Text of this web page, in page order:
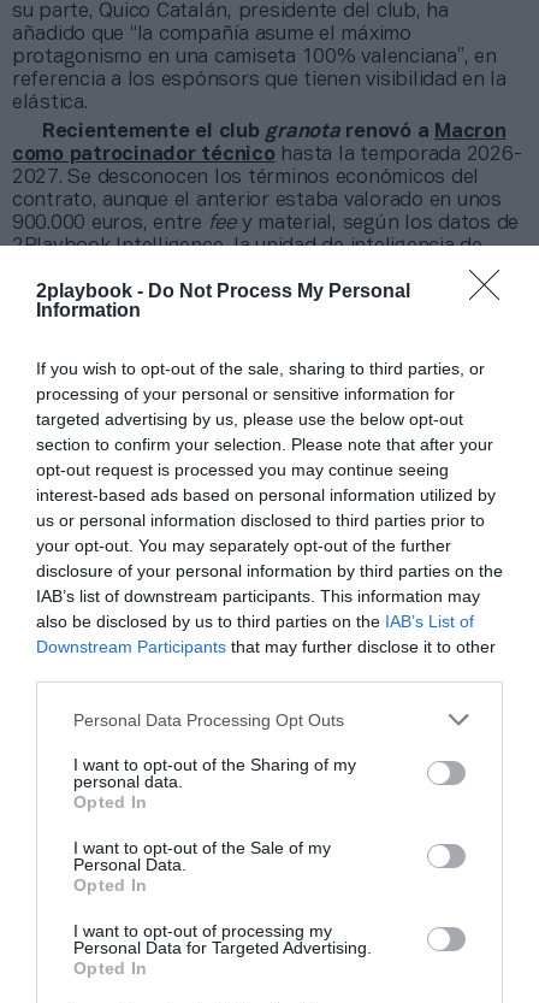
2playbook - Do Not Process My Personal
Information
If you wish to opt-out of the sale, sharing to third parties, or
processing of your personal or sensitive information for
targeted advertising by us, please use the below opt-out
section to confirm your selection. Please note that after your
opt-out request is processed you may continue seeing
interest-based ads based on personal information utilized by
us or personal information disclosed to third parties prior to
your opt-out. You may separately opt-out of the further
disclosure of your personal information by third parties on the
IAB’s list of downstream participants. This information may
also be disclosed by us to third parties on the IAB’s List of
Downstream Participants that may further disclose it to other
Personal Data Processing Opt Outs
I want to opt-out of the Sharing of my
personal data.
Opted In
I want to opt-out of the Sale of my
Personal Data.
Opted In
I want to opt-out of processing my
Personal Data for Targeted Advertising.
Opted In
Índex2P
Liga F
su parte, Quico Catalán, presidente del club, ha
añadido que “la compañía asume el máximo
protagonismo en una camiseta 100% valenciana”, en
referencia a los espónsors que tienen visibilidad en la
elástica.
Recientemente el club granotarenovó a Macron
como patrocinador técnico hasta la temporada 2026-
2027. Se desconocen los términos económicos del
contrato, aunque el anterior estaba valorado en unos
900.000 euros, entre fee y material, según los datos de
2Playbook Intelligence, la unidad de inteligencia de
. Su relación comenzó en 2016,
cuando la marca italiana tomó el testigo de Nike, que
diseñó las equipaciones durante dos años.
Añadir2Playbookcomo fuente preferida de Google
de forma gratuita
Mantente informado con las últimas noticias de actualidad.
ACTIVAR AHORA
Compartir
Imprimir